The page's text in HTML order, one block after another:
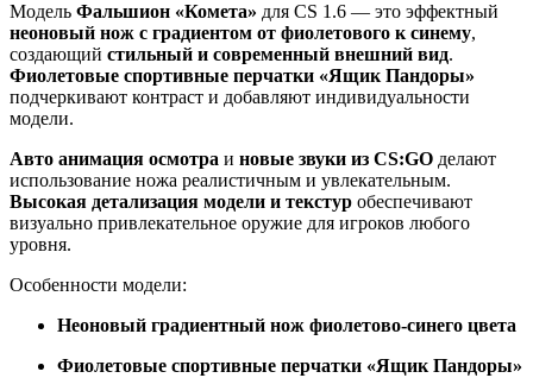
Модель Фальшион «Комета» для CS 1.6 — это эффектный
неоновый нож с градиентом от фиолетового к синему,
создающий стильный и современный внешний вид.
Фиолетовые спортивные перчатки «Ящик Пандоры»
подчеркивают контраст и добавляют индивидуальности
модели.
Авто анимация осмотра и новые звуки из CS:GO делают
использование ножа реалистичным и увлекательным.
Высокая детализация модели и текстур обеспечивают
визуально привлекательное оружие для игроков любого
уровня.
Особенности модели:
Неоновый градиентный нож фиолетово-синего цвета
Фиолетовые спортивные перчатки «Ящик Пандоры»